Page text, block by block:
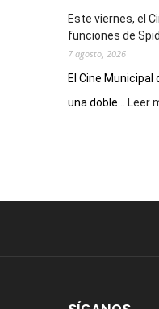
Este viernes, el
funciones de
7 agosto, 2026
El Cine
una doble...
Leer